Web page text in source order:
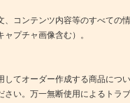
コンテンツ内容等のすべての
プチャ画像含む）。
てオーダー作成する商品につ
い。万一無断使用によるトラ